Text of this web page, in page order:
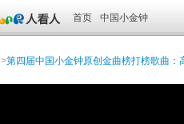
首页 中国小金钟
>第四届中国小金钟原创金曲榜打榜歌曲：